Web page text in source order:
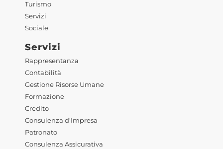
Turismo
Servizi
Sociale
Servizi
Rappresentanza
Contabilità
Gestione Risorse Umane
Formazione
Credito
Consulenza d'Impresa
Patronato
Consulenza Assicurativa